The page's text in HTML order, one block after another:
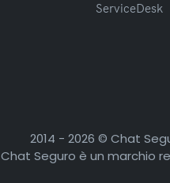
ServiceDesk
2014 - 2026 © Chat
Chat Seguro è un marchio